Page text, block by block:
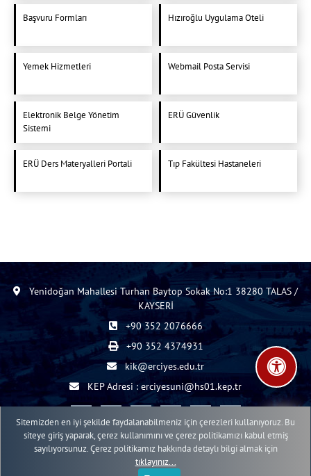
Başvuru Formları Hızıroğlu Uygulama Oteli
Yemek Hizmetleri Webmail Posta Servisi
Elektronik Belge Yönetim
Sistemi
ERÜ Güvenlik
ERÜ Ders Materyalleri Portali Tıp Fakültesi Hastaneleri
Yenidoğan Mahallesi Turhan Baytop Sokak No:1 38280 TALAS /
KAYSERİ
+90 352 2076666
+90 352 4374931
kik@erciyes.edu.tr
KEP Adresi : erciyesuni@hs01.kep.tr
2015 - 2026 © ERÜ Web İçerik Yönetim Sistemi
Erciyes Üniversitesi Bilgi İşlem Daire Başkanlığı Web Birimi
Sitemizden en iyi şekilde faydalanabilmeniz için çerezleri kullanıyoruz. Bu
siteye giriş yaparak, çerez kullanımını ve çerez politikamızı kabul etmiş
sayılıyorsunuz. Çerez politikamız hakkında detaylı bilgi almak için
tıklayınız...